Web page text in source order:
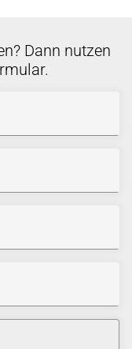
Dann nutzen